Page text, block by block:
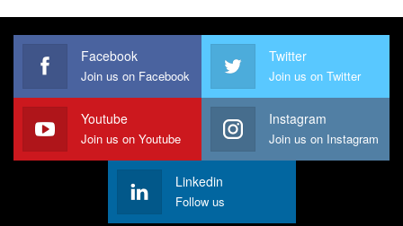
Facebook
Join us on Facebook
Twitter
Join us on Twitter
Youtube
Join us on Youtube
Instagram
Join us on Instagram
Linkedin
Follow us